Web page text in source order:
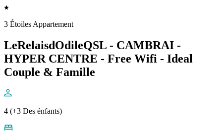
3 Étoiles Appartement
LeRelaisdOdileQSL - CAMBRAI -
HYPER CENTRE - Free Wifi - Ideal
Couple & Famille
4 (+3 Des énfants)